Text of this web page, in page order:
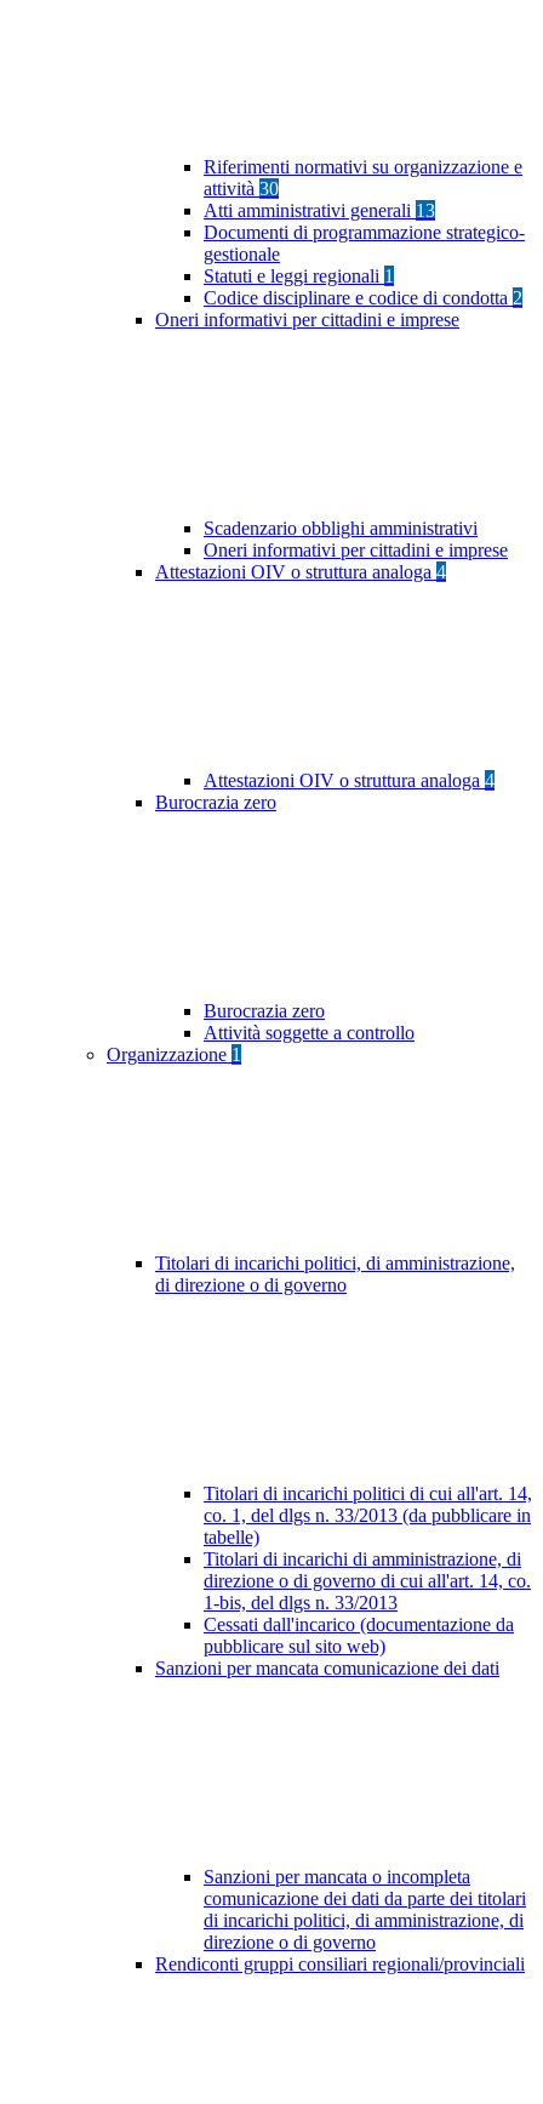
Riferimenti normativi su organizzazione e
attività 30
Atti amministrativi generali 13
Documenti di programmazione strategico-
gestionale
Statuti e leggi regionali 1
Codice disciplinare e codice di condotta 2
Oneri informativi per cittadini e imprese
Scadenzario obblighi amministrativi
Oneri informativi per cittadini e imprese
Attestazioni OIV o struttura analoga 4
Attestazioni OIV o struttura analoga 4
Burocrazia zero
Burocrazia zero
Attività soggette a controllo
Organizzazione 1
Titolari di incarichi politici, di amministrazione,
di direzione o di governo
Titolari di incarichi politici di cui all'art. 14,
co. 1, del dlgs n. 33/2013 (da pubblicare in
tabelle)
Titolari di incarichi di amministrazione, di
direzione o di governo di cui all'art. 14, co.
1-bis, del dlgs n. 33/2013
Cessati dall'incarico (documentazione da
pubblicare sul sito web)
Sanzioni per mancata comunicazione dei dati
Sanzioni per mancata o incompleta
comunicazione dei dati da parte dei titolari
di incarichi politici, di amministrazione, di
direzione o di governo
Rendiconti gruppi consiliari regionali/provinciali